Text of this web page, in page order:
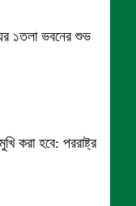
১তলা ভবনের শুভ
করা হবে: পররাষ্ট্র